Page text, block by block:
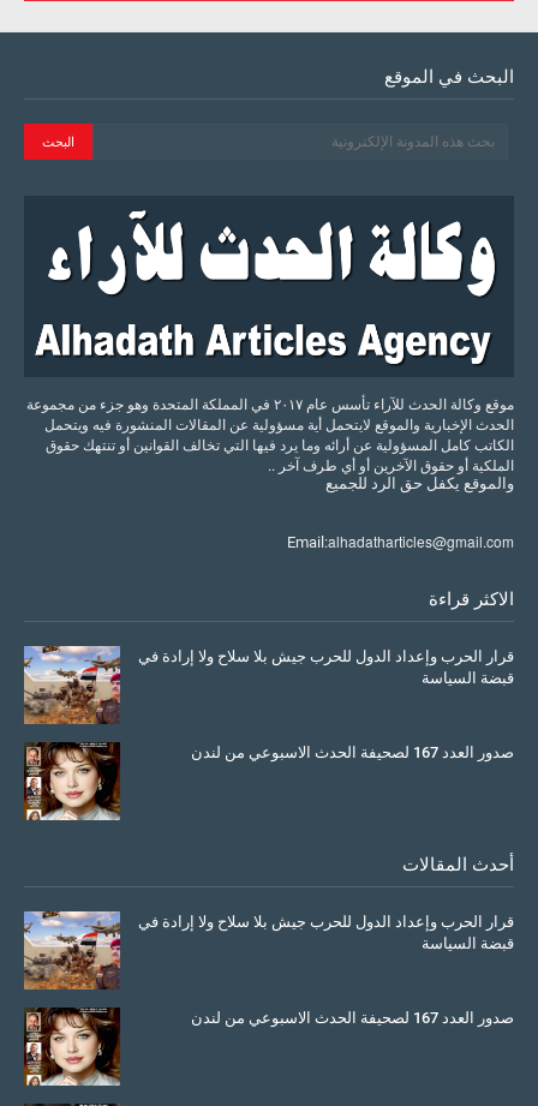
البحث في الموقع
موقع وكالة الحدث للآراء تأسس عام ٢٠١٧ في المملكة المتحدة وهو جزء من مجموعة
الحدث الإخبارية والموقع لايتحمل أية مسؤولية عن المقالات المنشورة فيه ويتحمل
الكاتب كامل المسؤولية عن أرائه وما يرد فيها التي تخالف القوانين أو تنتهك حقوق
الملكية أو حقوق الآخرين أو أي طرف آخر ..
والموقع يكفل حق الرد للجميع
Email:alhadatharticles@gmail.com
الاكثر قراءة
قرار الحرب وإعداد الدول للحرب جيش بلا سلاح ولا إرادة في
قبضة السياسة
صدور العدد 167 لصحيفة الحدث الاسبوعي من لندن
أحدث المقالات
قرار الحرب وإعداد الدول للحرب جيش بلا سلاح ولا إرادة في
قبضة السياسة
صدور العدد 167 لصحيفة الحدث الاسبوعي من لندن